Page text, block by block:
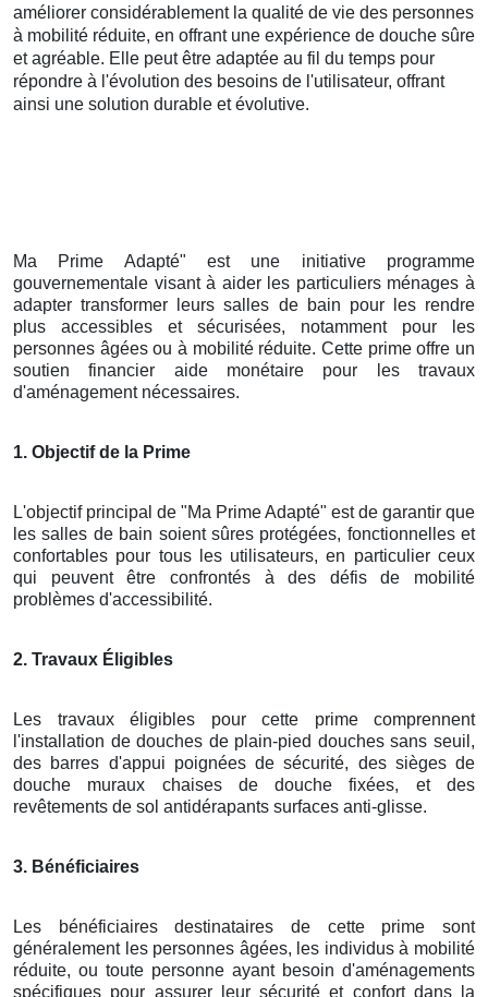
améliorer considérablement la qualité de vie des personnes
à mobilité réduite, en offrant une expérience de douche sûre
et agréable. Elle peut être adaptée au fil du temps pour
répondre à l'évolution des besoins de l'utilisateur, offrant
ainsi une solution durable et évolutive.
Ma Prime Adapté" est une initiative programme
gouvernementale visant à aider les particuliers ménages à
adapter transformer leurs salles de bain pour les rendre
plus accessibles et sécurisées, notamment pour les
personnes âgées ou à mobilité réduite. Cette prime offre un
soutien financier aide monétaire pour les travaux
d'aménagement nécessaires.
1. Objectif de la Prime
L'objectif principal de "Ma Prime Adapté" est de garantir que
les salles de bain soient sûres protégées, fonctionnelles et
confortables pour tous les utilisateurs, en particulier ceux
qui peuvent être confrontés à des défis de mobilité
problèmes d'accessibilité.
2. Travaux Éligibles
Les travaux éligibles pour cette prime comprennent
l'installation de douches de plain-pied douches sans seuil,
des barres d'appui poignées de sécurité, des sièges de
douche muraux chaises de douche fixées, et des
revêtements de sol antidérapants surfaces anti-glisse.
3. Bénéficiaires
Les bénéficiaires destinataires de cette prime sont
généralement les personnes âgées, les individus à mobilité
réduite, ou toute personne ayant besoin d'aménagements
spécifiques pour assurer leur sécurité et confort dans la